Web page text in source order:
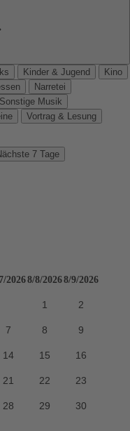
Kinder & Jugend
Kino
Narretei
Sonstige Musik
Vortrag & Lesung
7 Tage